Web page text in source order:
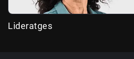
Lideratges